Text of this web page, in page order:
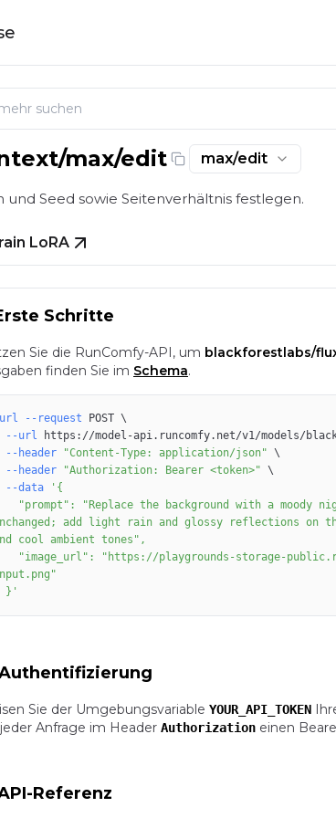
und Seitenverhältnis | RunComfy
max/edit max/edit
Seed sowie Seitenverhältnis festlegen.
LoRA
Schritte
Sie die RunComfy-API, um blackforestlabs/
finden Sie im Schema.
--request POST \
--url https://model-api.runcomfy.net/v1/models/
--header
"Content-Type: application/json" \
--header
"Authorization: Bearer <token>" \
--data
add light rain and glossy reflections on
  }'
Sie der Umgebungsvariable YOUR_API_TOKEN
Anfrage im Header Authorization einen
Referenz